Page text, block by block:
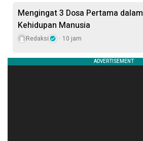
Mengingat 3 Dosa Pertama dalam
Kehidupan Manusia
Redaksi 10 jam